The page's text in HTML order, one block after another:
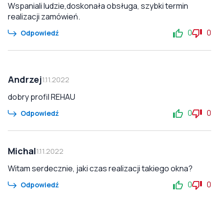
Wspaniali ludzie,doskonała obsługa, szybki termin
realizacji zamówień.
Odpowiedź 0 0
Andrzej1.11.2022
dobry profil REHAU
Odpowiedź 0 0
Michal1.11.2022
Witam serdecznie, jaki czas realizacji takiego okna?
Odpowiedź 0 0